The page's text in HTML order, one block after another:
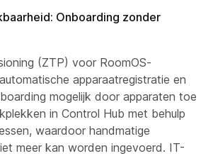
Onboarding zonder
(ZTP) voor RoomOS-
apparaatregistratie en
mogelijk door apparaten toe
in Control Hub met behulp
waardoor handmatige
meer kan worden ingevoerd. IT-